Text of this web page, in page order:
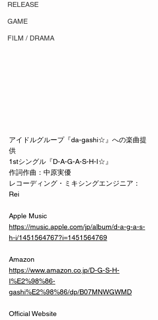
RELEASE
GAME
FILM / DRAMA
アイドルグループ『da-gashi☆』への楽曲提
供
1stシングル『D-A-G-A-S-H-I☆』
作詞作曲：中原実優
レコーディング・ミキシングエンジニア：
Rei
Apple Music
https://music.apple.com/jp/album/d-a-g-a-s-
h-i/1451564767?i=1451564769
Amazon
https://www.amazon.co.jp/D-G-S-H-
I%E2%98%86-
gashi%E2%98%86/dp/B07MNWGWMD
Official Website